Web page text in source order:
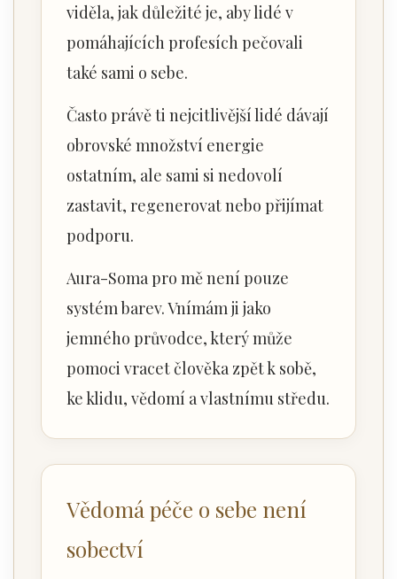
viděla, jak důležité je, aby lidé v
pomáhajících profesích pečovali
také sami o sebe.
Často právě ti nejcitlivější lidé dávají
obrovské množství energie
ostatním, ale sami si nedovolí
zastavit, regenerovat nebo přijímat
podporu.
Aura-Soma pro mě není pouze
systém barev. Vnímám ji jako
jemného průvodce, který může
pomoci vracet člověka zpět k sobě,
ke klidu, vědomí a vlastnímu středu.
Vědomá péče o sebe není
sobectví